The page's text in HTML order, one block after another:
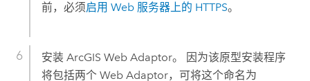
前，必须启用 Web 服务器上的 HTTPS。
安装 ArcGIS Web Adaptor。 因为该原型安装程序
将包括两个 Web Adaptor，可将这个命名为